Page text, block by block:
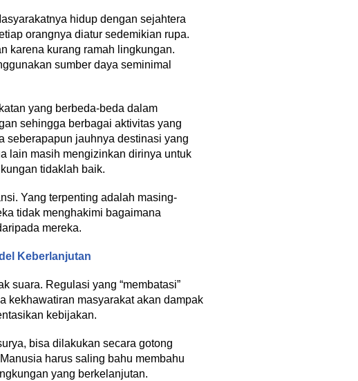
hidup dengan sejahtera
orangnya diatur sedemikian rupa.
karena kurang ramah lingkungan.
sumber daya seminimal
yang berbeda-beda dalam
sehingga berbagai aktivitas yang
seberapapun jauhnya destinasi yang
lain masih mengizinkan dirinya untuk
tidaklah baik.
Yang terpenting adalah masing-
tidak menghakimi bagaimana
mereka.
Keberlanjutan
suara. Regulasi yang “membatasi”
kekhawatiran masyarakat akan dampak
kebijakan.
bisa dilakukan secara gotong
harus saling bahu membahu
yang berkelanjutan.